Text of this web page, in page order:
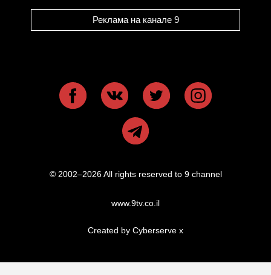
Реклама на канале 9
© 2002–2026 All rights reserved to 9 channel
www.9tv.co.il
Created by Cyberserve x